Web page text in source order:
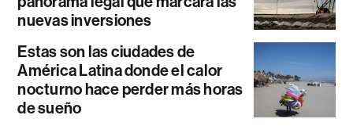
nuevas inversiones
Estas son las ciudades de
América Latina donde el calor
nocturno hace perder más horas
de sueño